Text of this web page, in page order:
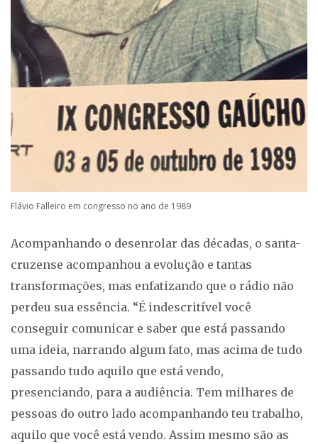
Flávio Falleiro em congresso no ano de 1989
Acompanhando o desenrolar das décadas, o santa-
cruzense acompanhou a evolução e tantas
transformações, mas enfatizando que o rádio não
perdeu sua essência. “É indescritível você
conseguir comunicar e saber que está passando
uma ideia, narrando algum fato, mas acima de tudo
passando tudo aquilo que está vendo,
presenciando, para a audiência. Tem milhares de
pessoas do outro lado acompanhando teu trabalho,
aquilo que você está vendo. Assim mesmo são as